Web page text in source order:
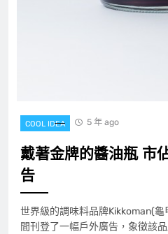
COOL IDEA 5 年 ago
戴著金牌的醬油瓶 市
告
世界級的調味料品牌Kikkoman(
間刊登了一幅戶外廣告，象徵該